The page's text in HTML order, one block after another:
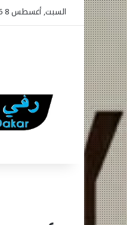
السبت, أغسطس 8 2026